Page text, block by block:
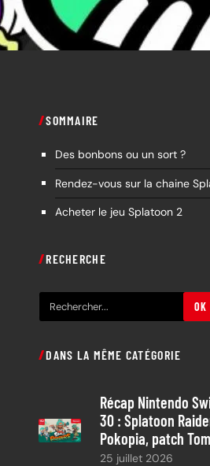
SOMMAIRE
Des bonbons ou un sort ?
Rendez-vous sur la chaine
Acheter le jeu Splatoon 2
RECHERCHE
e
h
c
h
OK
DANS LA MÊME CATÉGORIE
Récap Nintendo
30 : Splatoon
Pokopia, patch
25 juillet 2026